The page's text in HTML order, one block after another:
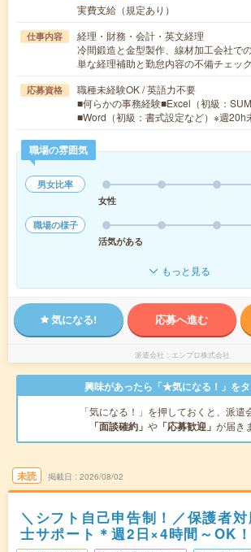
実費支給（規定あり）
仕事内容
経理・財務・会計・英文経理
冷間鍛造と金型製作、線材加工会社で
単な経理補助と勤怠内容の不備チェッ
応募資格
職種未経験OK / 英語力不要
■何らかの事務経験■Excel（初級：SUM
■Word（初級：書式設定など）※週
職場の雰囲気
男女比率
女性
職場の様子
活気がある
もっと見る
気になる! 応募へ進む
派遣会社 エンプロ株式会社
興味があったら「★気になる！」をタ
「気になる！」を押しておくと、派遣
「面談確約」 や 「応募歓迎」 が届き
未読 掲載日 2026/08/02
＼シフト自己申告制！／保護者
士サポート＊週2日×4時間～OK！